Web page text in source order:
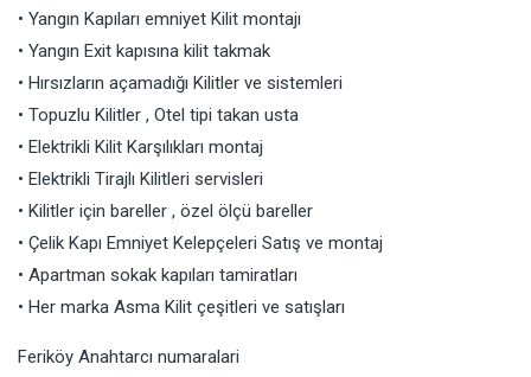
• Yangın Kapıları emniyet Kilit montajı
• Yangın Exit kapısına kilit takmak
• Hırsızların açamadığı Kilitler ve sistemleri
• Topuzlu Kilitler , Otel tipi takan usta
• Elektrikli Kilit Karşılıkları montaj
• Elektrikli Tirajlı Kilitleri servisleri
• Kilitler için bareller , özel ölçü bareller
• Çelik Kapı Emniyet Kelepçeleri Satış ve montaj
• Apartman sokak kapıları tamiratları
• Her marka Asma Kilit çeşitleri ve satışları
Feriköy Anahtarcı numaralari